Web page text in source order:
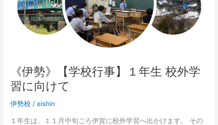
《伊勢》【学校行事】１年生 校外学
習に向けて
伊勢校 /eishin
１年生は、１１月中旬ごろ伊賀に校外学習へ出かけます。 その
事】
学
習
向